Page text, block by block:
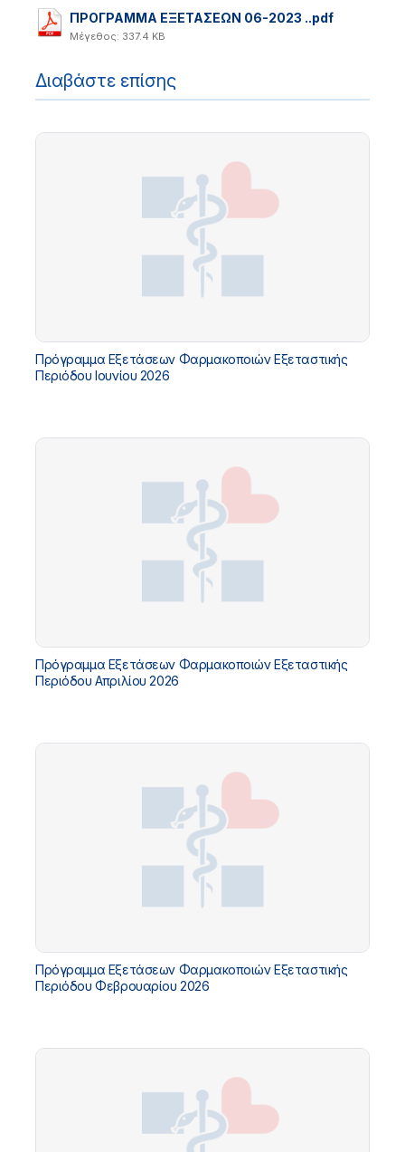
ΠΡΟΓΡΑΜΜΑ ΕΞΕΤΑΣΕΩΝ 06-2023 ..pdf
Μέγεθος: 337.4 KB
Διαβάστε επίσης
Πρόγραμμα Εξετάσεων Φαρμακοποιών Εξεταστικής
Περιόδου Ιουνίου 2026
Πρόγραμμα Εξετάσεων Φαρμακοποιών Εξεταστικής
Περιόδου Απριλίου 2026
Πρόγραμμα Εξετάσεων Φαρμακοποιών Εξεταστικής
Περιόδου Φεβρουαρίου 2026